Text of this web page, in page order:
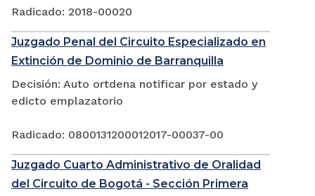
Radicado: 2018-00020
Juzgado Penal del Circuito Especializado en
Extinción de Dominio de Barranquilla
Decisión: Auto ortdena notificar por estado y
edicto emplazatorio
Radicado: 0800131200012017-00037-00
Juzgado Cuarto Administrativo de Oralidad
del Circuito de Bogotá - Sección Primera